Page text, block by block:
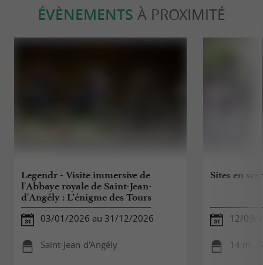
ÉVÈNEMENTS À PROXIMITÉ
Legendr - Visite immersive de
l'Abbaye royale de Saint-Jean-
d'Angély : L’énigme des Tours
03/01/2026 au 31/12/2026
Saint-Jean-d'Angély
Sites en
12/09/
14 m -